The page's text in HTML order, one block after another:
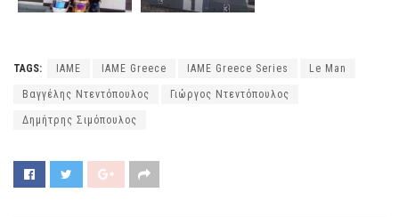
TAGS: IAME IAME Greece IAME Greece Series Le Man
Βαγγέλης Ντεντόπουλος Γιώργος Ντεντόπουλος
Δημήτρης Σιμόπουλος